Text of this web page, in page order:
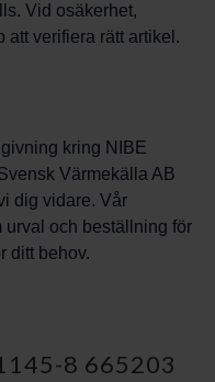
Vid osäkerhet,
att verifiera rätt artikel.
kring NIBE
Värmekälla AB
dig vidare. Vår
urval och beställning för
ditt behov.
8 665203